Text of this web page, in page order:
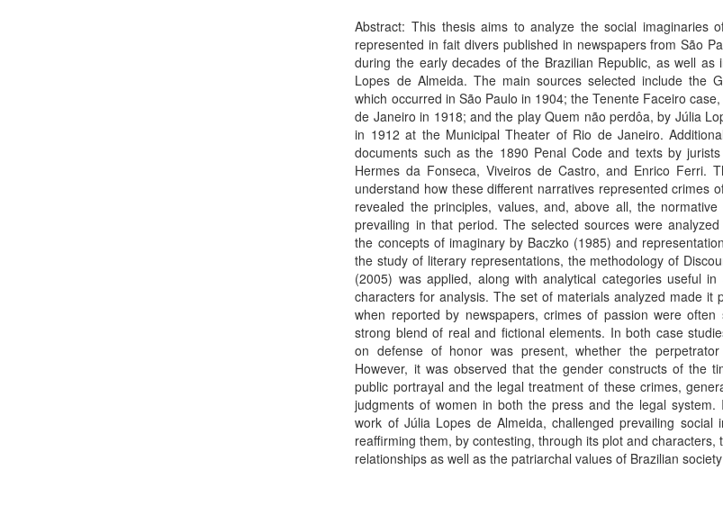
Abstract: This thesis aims to analyze the social imaginaries
represented in fait divers published in newspapers from São
during the early decades of the Brazilian Republic, as well as
Lopes de Almeida. The main sources selected include the
which occurred in São Paulo in 1904; the Tenente Faceiro
de Janeiro in 1918; and the play Quem não perdôa, by Júlia
in 1912 at the Municipal Theater of Rio de Janeiro.
documents such as the 1890 Penal Code and texts by
Hermes da Fonseca, Viveiros de Castro, and Enrico Ferri.
understand how these different narratives represented crimes
revealed the principles, values, and, above all, the
prevailing in that period. The selected sources were
the concepts of imaginary by Baczko (1985) and
the study of literary representations, the methodology of
(2005) was applied, along with analytical categories useful in
characters for analysis. The set of materials analyzed made it
when reported by newspapers, crimes of passion were often
strong blend of real and fictional elements. In both case
on defense of honor was present, whether the
However, it was observed that the gender constructs of the
public portrayal and the legal treatment of these crimes,
judgments of women in both the press and the legal system.
work of Júlia Lopes de Almeida, challenged prevailing social
reaffirming them, by contesting, through its plot and characters,
relationships as well as the patriarchal values of Brazilian society